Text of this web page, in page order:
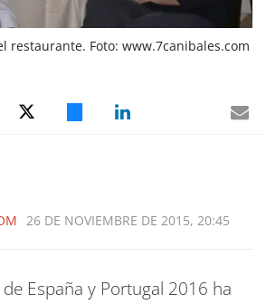
restaurante. Foto: www.7canibales.com
26 DE NOVIEMBRE DE 2015, 20:45
España y Portugal 2016 ha